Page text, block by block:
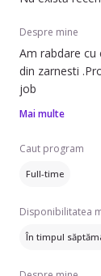
Despre mine
Am rabdare cu
din zarnesti
job
Mai multe
Caut program
Full-time
Disponibilitatea
În timpul